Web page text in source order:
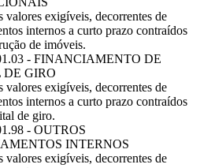
valores exigíveis, decorrentes de
internos a curto prazo contraídos
de imóveis.
- FINANCIAMENTO DE
GIRO
valores exigíveis, decorrentes de
internos a curto prazo contraídos
de giro.
- OUTROS
INTERNOS
valores exigíveis, decorrentes de